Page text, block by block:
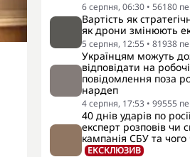
6 серпня, 06:30 • 56180
Вартість як
як дрони змінюють
5 серпня, 12:55 • 81938
Українцям можуть
відповідати на
повідомлення поза
нардеп
4 серпня, 17:53 • 99555
40 днів ударів по
експерт розповів чи
кампанія СБУ та чого
ЕКСКЛЮЗИВ